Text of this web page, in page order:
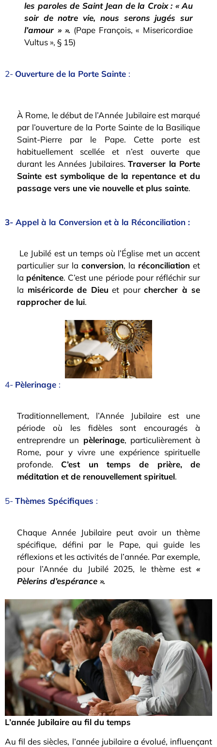
les paroles de Saint Jean de la Croix : « Au
soir de notre vie, nous serons jugés sur
l’amour » ». (Pape François, « Misericordiae
Vultus », § 15)
2- Ouverture de la Porte Sainte :
À Rome, le début de l’Année Jubilaire est marqué
par l’ouverture de la Porte Sainte de la Basilique
Saint-Pierre par le Pape. Cette porte est
habituellement scellée et n’est ouverte que
durant les Années Jubilaires. Traverser la Porte
Sainte est symbolique de la repentance et du
passage vers une vie nouvelle et plus sainte.
3- Appel à la Conversion et à la Réconciliation :
Le Jubilé est un temps où l’Église met un accent
particulier sur la conversion, la réconciliation et
la pénitence. C’est une période pour réfléchir sur
la miséricorde de Dieu et pour chercher à se
rapprocher de lui.
4- Pèlerinage :
Traditionnellement, l’Année Jubilaire est une
période où les fidèles sont encouragés à
entreprendre un pèlerinage, particulièrement à
Rome, pour y vivre une expérience spirituelle
profonde. C’est un temps de prière, de
méditation et de renouvellement spirituel.
5- Thèmes Spécifiques :
Chaque Année Jubilaire peut avoir un thème
spécifique, défini par le Pape, qui guide les
réflexions et les activités de l’année. Par exemple,
pour l’Année du Jubilé 2025, le thème est «
Pèlerins d’espérance ».
L’année Jubilaire au fil du temps
Au fil des siècles, l’année jubilaire a évolué, influençant